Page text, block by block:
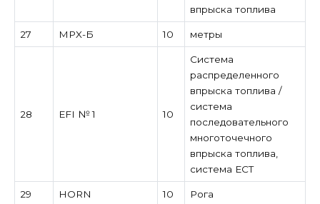
впрыска топлива
27 MPX-Б 10 метры
28 EFI № 1 10
Система
распределенного
впрыска топлива /
система
последовательного
многоточечного
впрыска топлива,
система ECT
29 HORN 10 Рога